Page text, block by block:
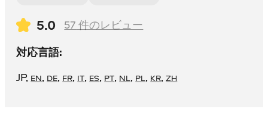
5.0 57 件のレビュー
対応言語:
JP, EN, DE, FR, IT, ES, PT, NL, PL, KR,ZH